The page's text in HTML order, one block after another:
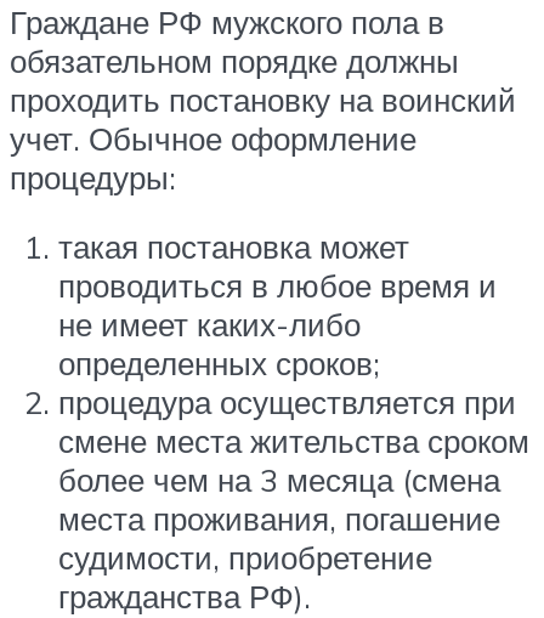
Граждане РФ мужского пола в
обязательном порядке должны
проходить постановку на воинский
учет. Обычное оформление
процедуры:
такая постановка может
проводиться в любое время и
не имеет каких-либо
определенных сроков;
процедура осуществляется при
смене места жительства сроком
более чем на 3 месяца (смена
места проживания, погашение
судимости, приобретение
гражданства РФ).